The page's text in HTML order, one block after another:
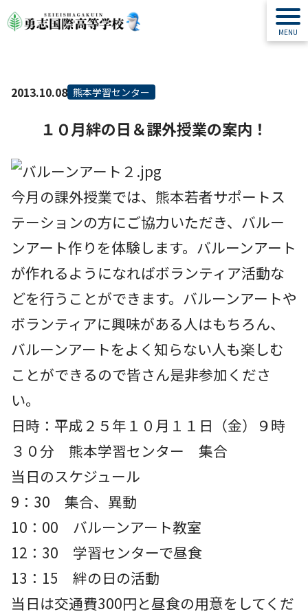
2013.10.08 熊本学習センター
１０月絆の日＆課外授業の案内！
今月の課外授業では、熊本若者サポートス
テーションの方にご協力いただき、バルー
ンアート作りを体験します。バルーンアート
が作れるようになればボランティア活動な
どを行うことができます。バルーンアートや
ボランティアに興味がある人はもちろん、
バルーンアートをよく知らない人も楽しむ
ことができるので皆さん是非参加くださ
い。
日時：平成２５年１０月１１日（金）９時
３０分 熊本学習センター 集合
当日のスケジュール
9：30 集合、異動
10：00 バルーンアート教室
12：30 学習センターで昼食
13：15 絆の日の活動
当日は交通費300円と昼食の用意をしてくだ